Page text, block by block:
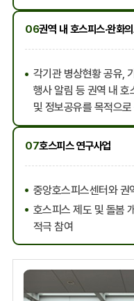
06권역 내 호스피스·완화
각기관 병상현황 공유,
행사 알림 등 권역 내 호
및 정보공유를 목적으
07호스피스 연구사업
중앙호스피스센터와 권
호스피스 제도 및 돌봄
적극 참여